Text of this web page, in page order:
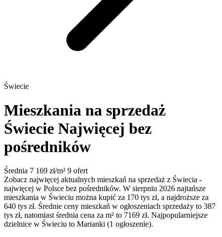
Świecie
Mieszkania na sprzedaż
Świecie Najwięcej bez
pośredników
Średnia 7 169 zł/m² 9 ofert
Zobacz najwięcej aktualnych mieszkań na sprzedaż z Świecia -
najwięcej w Polsce bez pośredników. W sierpniu 2026 najtańsze
mieszkania w Świeciu można kupić za 170 tys zł, a najdroższe za
640 tys zł. Średnie ceny mieszkań w ogłoszeniach sprzedaży to 387
tys zł, natomiast średnia cena za m² to 7169 zł. Najpopularniejsze
dzielnice w Świeciu to Marianki (1 ogłoszenie).